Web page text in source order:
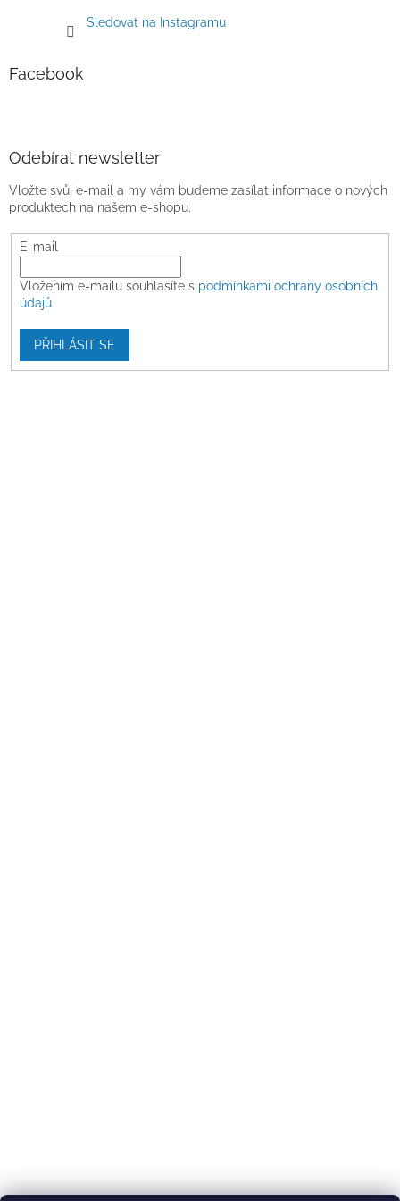
Sledovat na Instagramu
Facebook
Odebírat newsletter
Vložte svůj e-mail a my vám budeme zasílat informace o nových
produktech na našem e-shopu.
E-mail
Vložením e-mailu souhlasíte s podmínkami ochrany osobních
údajů
PŘIHLÁSIT SE